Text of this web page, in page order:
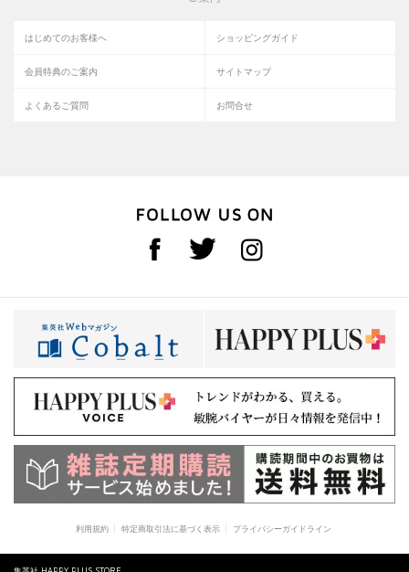
はじめてのお客様へ ショッピングガイド
会員特典のご案内 サイトマップ
よくあるご質問 お問合せ
利用規約 特定商取引法に基づく表示 プライバシーガイドライン